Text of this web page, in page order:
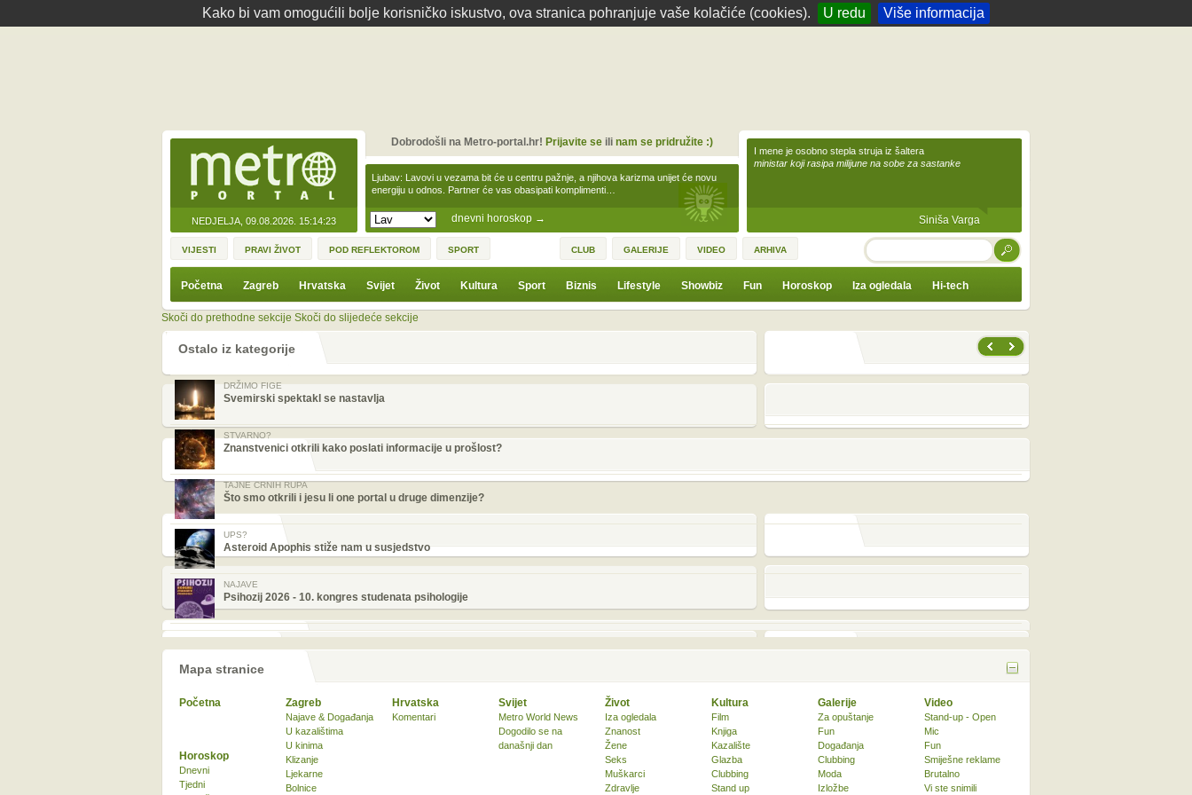
Kako bi vam omogućili bolje korisničko iskustvo, ova stranica pohranjuje vaše kolačiće (cookies). U redu Više informacija
NEDJELJA, 09.08.2026. 15:14:23 dnevni horoskop →
Ljubav: Lavovi u vezama bit će u centru pažnje, a njihova karizma unijet će novu
energiju u odnos. Partner će vas obasipati komplimenti…
Dobrodošli na Metro-portal.hr! Prijavite seili nam se pridružite :)
I mene je osobno stepla struja iz šaltera
ministar koji rasipa milijune na sobe za sastanke
Siniša Varga
VIJESTI PRAVI ŽIVOT POD REFLEKTOROM SPORT CLUB GALERIJE VIDEO ARHIVA TRAŽI
Početna Zagreb Hrvatska Svijet Život Kultura Sport Biznis Lifestyle Showbiz Fun Horoskop Iza ogledala Hi-tech
Skoči do prethodne sekcije Skoči do slijedeće sekcije
Ostalo iz kategorije
DRŽIMO FIGE
Svemirski spektakl se nastavlja
STVARNO?
Znanstvenici otkrili kako poslati informacije u prošlost?
TAJNE CRNIH RUPA
Što smo otkrili i jesu li one portal u druge dimenzije?
UPS?
Asteroid Apophis stiže nam u susjedstvo
NAJAVE
Psihozij 2026 - 10. kongres studenata psihologije
Mapa stranice
Početna Zagreb
Najave & Događanja
U kazalištima
U kinima
Klizanje
Ljekarne
Bolnice
Hrvatska
Komentari
Svijet
Metro World News
Dogodilo se na
današnji dan
Život
Iza ogledala
Znanost
Žene
Seks
Muškarci
Zdravlje
Kultura
Film
Knjiga
Kazalište
Glazba
Clubbing
Stand up
Horoskop
Dnevni
Tjedni
Galerije
Za opuštanje
Fun
Događanja
Clubbing
Moda
Izložbe
Video
Stand-up - Open
Mic
Fun
Smiješne reklame
Brutalno
Vi ste snimili